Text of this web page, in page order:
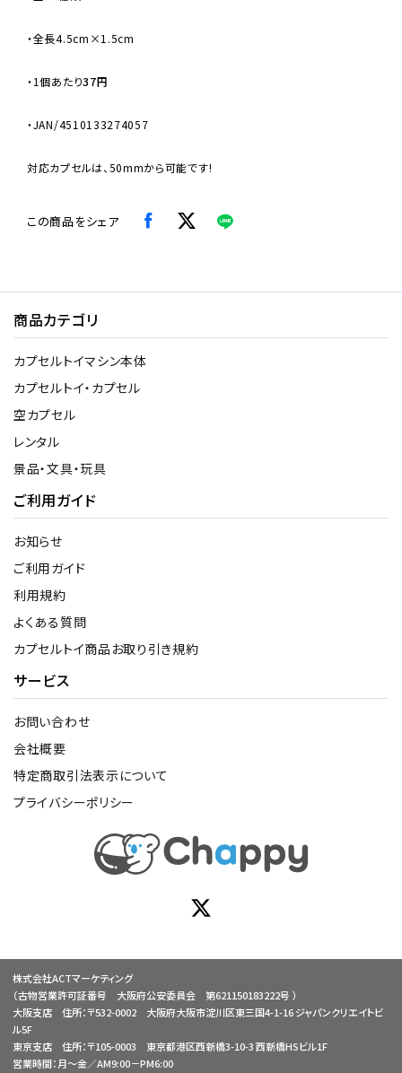
・全長4.5cm×1.5cm
・1個あたり37円
・JAN/4510133274057
対応カプセルは、50mmから可能です!
この商品をシェア
商品カテゴリ
カプセルトイマシン本体
カプセルトイ・カプセル
空カプセル
レンタル
景品・文具・玩具
ご利用ガイド
お知らせ
ご利用ガイド
利用規約
よくある質問
カプセルトイ商品お取り引き規約
サービス
お問い合わせ
会社概要
特定商取引法表示について
プライバシーポリシー
株式会社ACTマーケティング
（古物営業許可証番号 大阪府公安委員会 第621150183222号 ）
大阪支店 住所：〒532-0002 大阪府大阪市淀川区東三国4-1-16 ジャパンクリエイトビ
ル5F
東京支店 住所：〒105-0003 東京都港区西新橋3-10-3 西新橋HSビル1F
営業時間：月～金／AM9:00－PM6:00